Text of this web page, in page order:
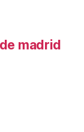
madrid